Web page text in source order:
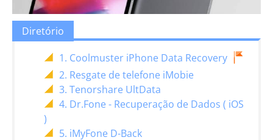
Diretório
1. Coolmuster iPhone Data Recovery
2. Resgate de telefone iMobie
3. Tenorshare UltData
4. Dr.Fone - Recuperação de Dados ( iOS
)
5. iMyFone D-Back